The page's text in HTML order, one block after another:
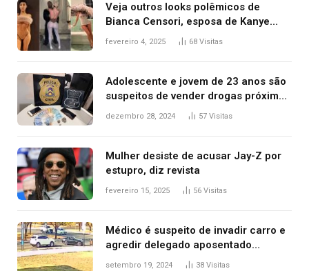
Veja outros looks polêmicos de
Bianca Censori, esposa de Kanye
West que apareceu nua no Grammy
fevereiro 4, 2025 68 Visitas
Adolescente e jovem de 23 anos são
suspeitos de vender drogas próximo
de delegacia e escola, diz polícia
dezembro 28, 2024 57 Visitas
Mulher desiste de acusar Jay-Z por
estupro, diz revista
fevereiro 15, 2025 56 Visitas
Médico é suspeito de invadir carro e
agredir delegado aposentado
durante confusão no trânsito
setembro 19, 2024 38 Visitas